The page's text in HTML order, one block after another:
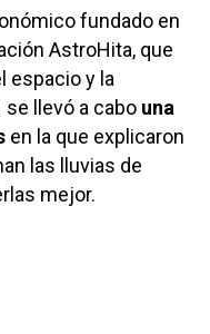
fundado en
AstroHita, que
espacio y la
se llevó a cabo una
en la que explicaron
las lluvias de
mejor.